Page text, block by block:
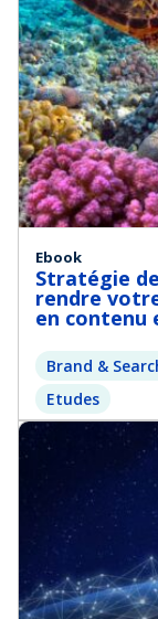
Ebook
Stratégie
rendre
en contenu
Brand &
Etudes